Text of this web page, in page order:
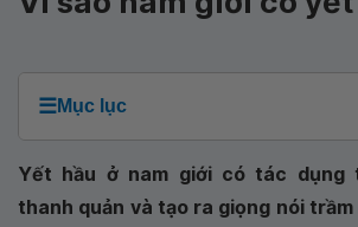
☰Mục lục
Yết hầu ở nam giới có tác dụng
thanh quản và tạo ra giọng nói